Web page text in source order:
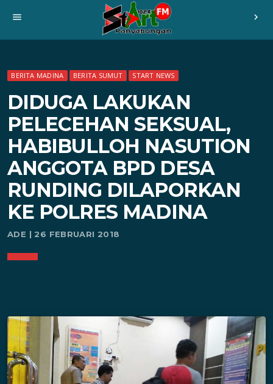
menu chevron_right
BERITA MADINA BERITA SUMUT START NEWS
DIDUGA LAKUKAN
PELECEHAN SEKSUAL,
HABIBULLOH NASUTION
ANGGOTA BPD DESA
RUNDING DILAPORKAN
KE POLRES MADINA
ADE | 26 FEBRUARI 2018